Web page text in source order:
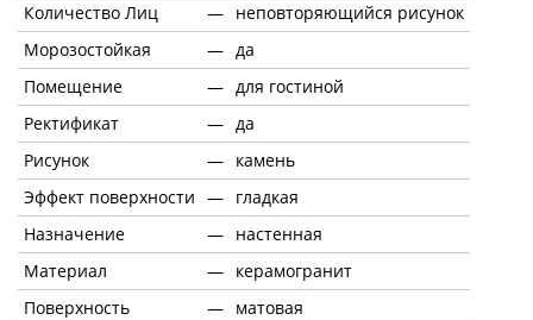
Количество Лиц
— неповторяющийся рисунок
Морозостойкая
— да
Помещение
— для гостиной
Ректификат
— да
Рисунок
— камень
Эффект поверхности — гладкая
Назначение
— настенная
Материал
— керамогранит
Поверхность
— матовая